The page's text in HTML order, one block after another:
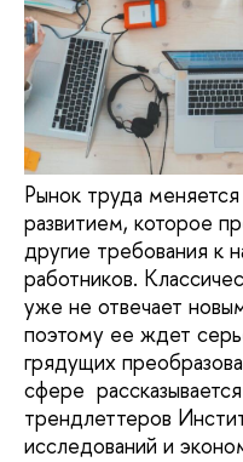
Рынок труда
развитием, которое
другие требования к
работников.
уже не отвечает
поэтому ее ждет
грядущих
сфере
трендлеттеров
исследований и